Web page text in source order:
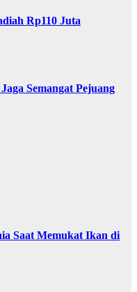
Rp110 Juta
Semangat Pejuang
Saat Memukat Ikan di